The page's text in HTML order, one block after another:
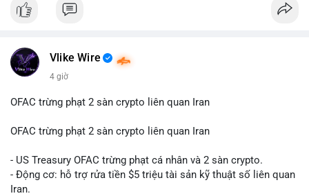
#btcmempool65k
Điều gì đang thúc đẩy sự tăng trưởng vượt bậc này? Hãy cùng
Vlike Wire
4 giờ
OFAC trừng phạt 2 sàn crypto liên quan Iran
OFAC trừng phạt 2 sàn crypto liên quan Iran
- US Treasury OFAC trừng phạt cá nhân và 2 sàn crypto.
- Động cơ: hỗ trợ rửa tiền $5 triệu tài sản kỹ thuật số liên quan
Iran.